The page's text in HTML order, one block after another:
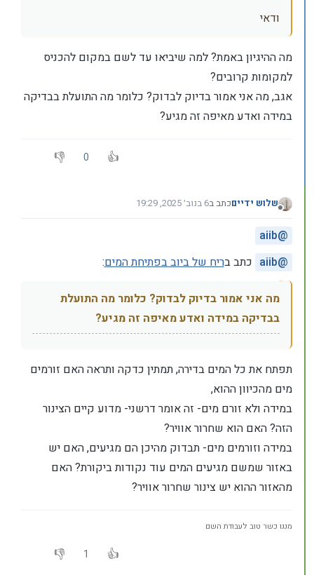
ודאי
מה ההיגיון באמת? למה שיביאו עד לשם במקום להכניס
למקומות קרובים?
אגב, מה אני אמור בדיוק לבדוק? כלומר מה התועלת בבדיקה
במידה ואדע מאיפה זה מגיע?
0
מנותק
שלוש ידייםכתב ב6 בנוב׳ 2025, 19:29
נערך לאחרונה על ידי
@
aiib
@
aiib כתב בריח של ביוב בפתיחת המים:
מה אני אמור בדיוק לבדוק? כלומר מה התועלת
בבדיקה במידה ואדע מאיפה זה מגיע?
תפתח את כל המים בדירה, תמתין כדקה ותראה האם זורמים
מים מהכיוון ההוא,
במידה ולא זורם מים- זה אומר דרשני- מדוע קיים הצינור
הזה? האם הוא שחרור אוויר?
במידה וזורמים מים- תבדוק מהיכן הם מגיעים, האם יש
באזור שמשם מגיעים המים עוד נקודות ביקורת? האם
מהאזור ההוא יש צינור שחרור אוויר?
מנגו כשר טוב לעבודת השם
1